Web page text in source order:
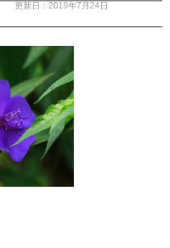
更新日：2019年7月24日